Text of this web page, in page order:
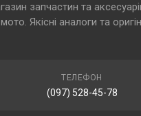
запчастин та
Якісні аналоги та
ТЕЛЕФОН
(097) 528-45-78